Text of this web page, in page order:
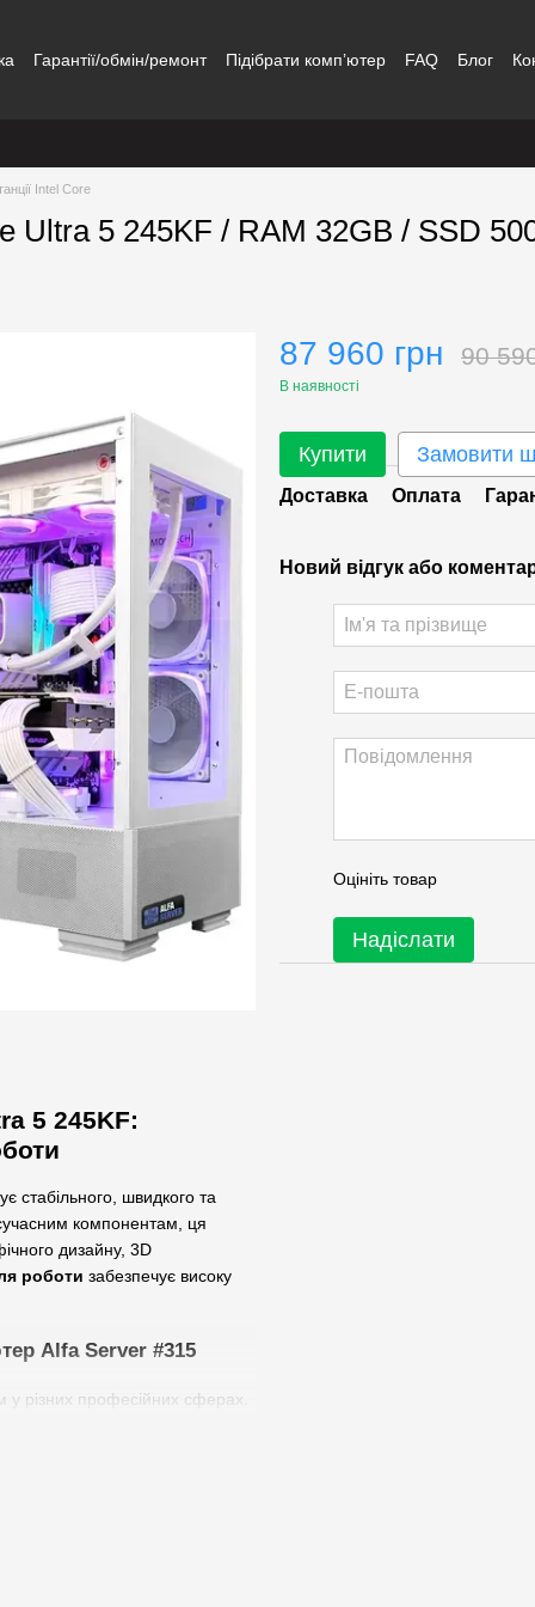
Гарантії/обмін/ремонт Підібрати комп’ютер FAQ Блог
Intel Core
Ultra 5 245KF / RAM 32GB / SSD
5 245KF:
стабільного, швидкого та
компонентам, ця
дизайну, 3D
роботи забезпечує високу
Alfa Server #315
різних професійних сферах.
87 960 грн 90
В наявності
Купити Замовити
Доставка Оплата
Новий відгук або
Оцініть товар
Надіслати